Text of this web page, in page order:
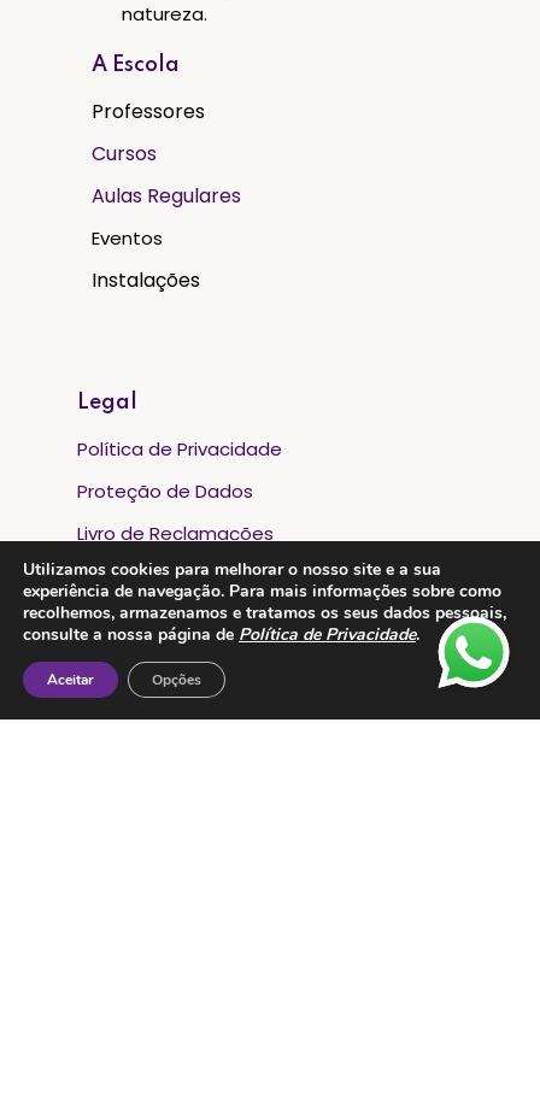
natureza.
A Escola
Professores
Cursos
Aulas Regulares
Eventos
Instalações
Legal
Política de Privacidade
Proteção de Dados
Livro de Reclamações
Metodos de Pagamento:
Utilizamos cookies para melhorar o nosso site e a sua
experiência de navegação. Para mais informações sobre como
recolhemos, armazenamos e tratamos os seus dados pessoais,
consulte a nossa página de Política de Privacidade.
Aceitar Opções